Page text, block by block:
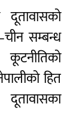
सम्बन्ध
हित